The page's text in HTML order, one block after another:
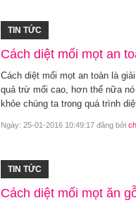
TIN TỨC
Cách diệt mối mọt an
Cách diệt mối mọt an toàn là
quả trừ mối cao, hơn thế nữa
khỏe chúng ta trong quá trình
Ngày: 25-01-2016 10:49:17 đăng bởi
TIN TỨC
Cách diệt mối mọt ăn